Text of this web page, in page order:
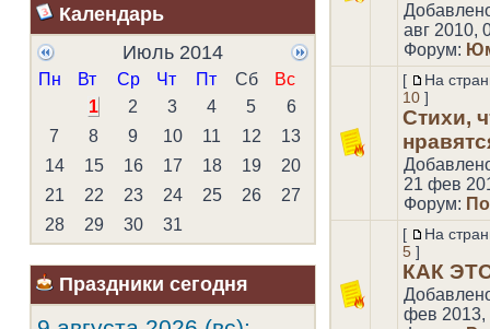
Ник
Привидение
1183
Аннушка
985
Юля Мод
938
Полина Ш
937
Gamete Meiosis
884
Амая
874
Эвелина
871
Эльпидия
833
Юлия
Aiste
826
Женечка
797
Анастасия Хохлова
Piramide
747
black
29 мар
DanielSa
28 мар
innaver
23 мар
sereha
19 мар
gleb65
17 мар
Nata74
02 мар
Daina
28 янв
Oksi6666
24 янв
Шелли
Алекс
04 янв
Дед Мороз
30 дек
alex
Chris
27 ноя
Календарь
Июль 2014
Пн Вт Ср Чт Пт Сб
Вс
1
2 3 4 5
6
7
8 9 10 11 12
13
14
15 16 17 18 19
20
21
22 23 24 25 26
27
28
29 30 31
Праздники сегодня
авг 2010,
Форум:
[
На
10 ]
Стихи,
21 фев
Форум:
[
На
5 ]
КАК
фев 2013,